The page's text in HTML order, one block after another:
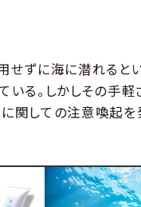
せずに海に潜れると
いる。しかしその手
しての注意喚起を